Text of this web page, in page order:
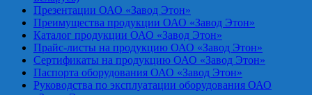
Презентации ОАО «Завод Этон»
Преимущества продукции ОАО «Завод Этон»
Каталог продукции ОАО «Завод Этон»
Прайс-листы на продукцию ОАО «Завод Этон»
Сертификаты на продукцию ОАО «Завод Этон»
Паспорта оборудования ОАО «Завод Этон»
Руководства по эксплуатации оборудования ОАО